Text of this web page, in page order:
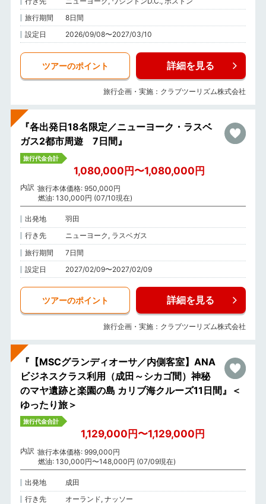
旅行期間
8日間
設定日
2026/09/08〜2027/03/10
ツアーのポイント 詳細を見る
旅行企画・実施：クラブツーリズム株式会社
『各出発日18名限定／ニューヨーク・ラスベ
ガス2都市周遊 7日間』
旅行代金合計
1,080,000円〜1,080,000円
内訳 旅行本体価格: 950,000円
燃油: 130,000円 (07/10現在)
出発地
羽田
行き先
ニューヨーク, ラスベガス
旅行期間
7日間
設定日
2027/02/09〜2027/02/09
ツアーのポイント 詳細を見る
旅行企画・実施：クラブツーリズム株式会社
『【MSCグランディオーサ／内側客室】ANA
ビジネスクラス利用（成田～シカゴ間）神秘
のマヤ遺跡と楽園の島 カリブ海クルーズ11日間』＜
ゆったり旅＞
旅行代金合計
1,129,000円〜1,129,000円
内訳 旅行本体価格: 999,000円
燃油: 130,000円〜148,000円 (07/09現在)
出発地
成田
行き先
オーランド, ナッソー